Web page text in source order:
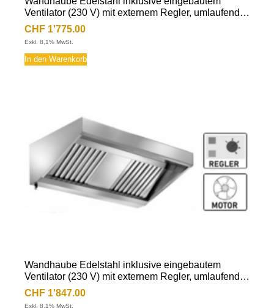
Ventilator (230 V) mit externem Regler, umlaufende
Fettauffangrinne, herausnehmbare
Flammschutzfilter Typ-B, Beleuchtung mit
Leuchtstoffröhre, Fettablassventil
CHF 1'775.00
Exkl. 8,1% MwSt.
In den Warenkorb
Wandhaube Edelstahl inklusive eingebautem
Ventilator (230 V) mit externem Regler, umlaufende
Fettauffangrinne, herausnehmbare
Flammschutzfilter Typ-B, Beleuchtung mit
CHF 1'847.00
Exkl. 8,1% MwSt.